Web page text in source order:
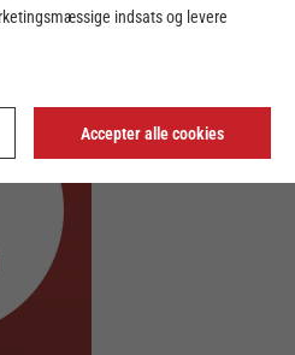
indsats og levere
Accepter alle cookies